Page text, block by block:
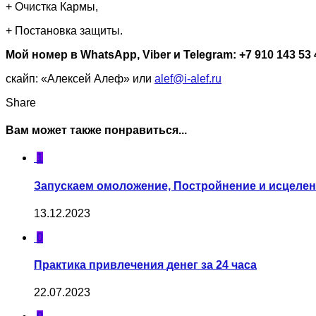
+ Очистка Кармы,
+ Постановка защиты.
Мой номер в WhatsApp, Viber и Telegram: +7 910 143 53
скайп: «Алексей Алеф» или alef@i-alef.ru
Share
Вам может также понравиться...
1
Запускаем омоложение, Постройнение и
13.12.2023
0
Практика привлечения денег за 24 часа
22.07.2023